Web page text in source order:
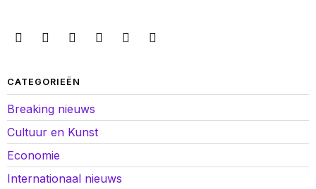
CATEGORIEËN
Breaking nieuws
Cultuur en Kunst
Economie
Internationaal nieuws